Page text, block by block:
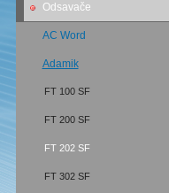
Odsavače
AC Word
Adamik
FT 100 SF
FT 200 SF
FT 202 SF
FT 302 SF